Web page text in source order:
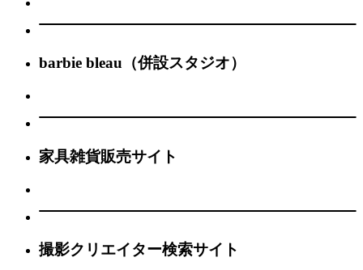
barbie bleau（併設スタジオ）
家具雑貨販売サイト
撮影クリエイター検索サイト